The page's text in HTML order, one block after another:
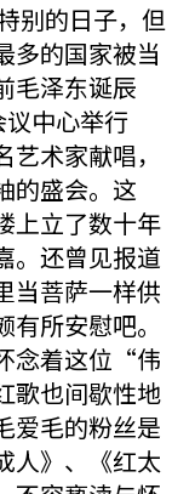
别的日子，但
多的国家被当
泽东诞辰
中心举行
术家献唱，
的盛会。这
立了数十年
。还曾见报道
当菩萨一样供
所安慰吧。
念着这位“伟
歌也间歇性地
爱毛的粉丝是
人》、《红太